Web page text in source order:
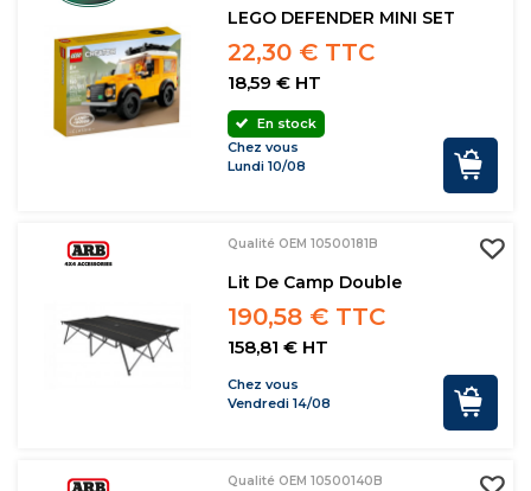
LEGO DEFENDER MINI SET
22,30 € TTC
18,59 € HT
En stock
Chez vous
Lundi 10/08
Qualité OEM 10500181B
Lit De Camp Double
190,58 € TTC
158,81 € HT
Chez vous
Vendredi 14/08
Qualité OEM 10500140B